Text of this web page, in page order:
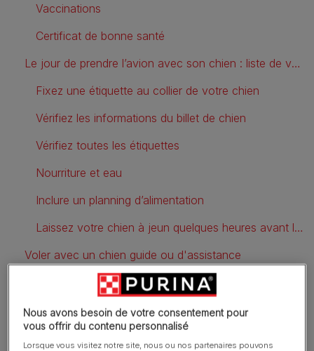
Vaccinations
Certificat de bonne santé
Le jour de prendre l’avion avec son chien : liste de vérification avant le vol
Fixez une étiquette au collier de votre chien
Vérifiez les informations du billet de chien
Vérifiez toutes les étiquettes
Nourriture et eau
Inclure un planning d’alimentation
Laissez votre chien à jeun quelques heures avant le vol
Voler avec un chien guide ou d'assistance
Calmez un chiot stressé
Tenez compte des interdictions
Nous avons besoin de votre consentement pour
vous offrir du contenu personnalisé
Lorsque vous visitez notre site, nous ou nos partenaires pouvons